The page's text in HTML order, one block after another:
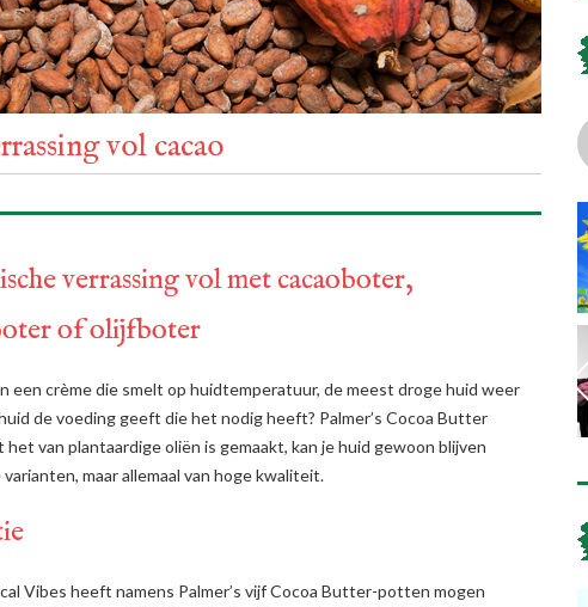
vol cacao
verrassing vol met cacaoboter,
of olijfboter
een crème die smelt op huidtemperatuur, de meest droge huid weer
de voeding geeft die het nodig heeft? Palmer’s Cocoa Butter
het van plantaardige oliën is gemaakt, kan je huid gewoon blijven
maar allemaal van hoge kwaliteit.
Vibes heeft namens Palmer’s vijf Cocoa Butter-potten mogen